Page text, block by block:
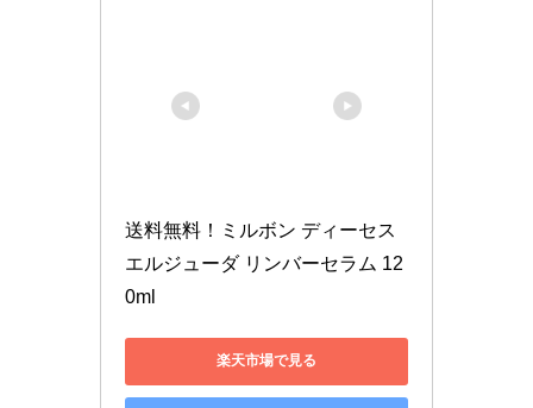
送料無料！ミルボン ディーセス
エルジューダ リンバーセラム 12
0ml
楽天市場で見る